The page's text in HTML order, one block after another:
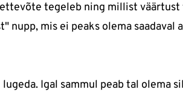
tegeleb ning millist
nupp, mis ei peaks olema saadaval
Igal sammul peab tal olema